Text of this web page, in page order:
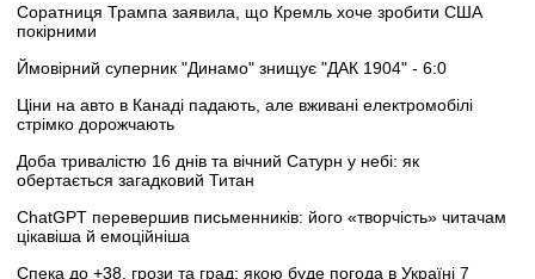
Соратниця Трампа заявила, що Кремль хоче зробити США
покірними
Ймовірний суперник "Динамо" знищує "ДАК 1904" - 6:0
Ціни на авто в Канаді падають, але вживані електромобілі
стрімко дорожчають
Доба тривалістю 16 днів та вічний Сатурн у небі: як
обертається загадковий Титан
ChatGPT перевершив письменників: його «творчість» читачам
цікавіша й емоційніша
Спека до +38, грози та град: якою буде погода в Україні 7